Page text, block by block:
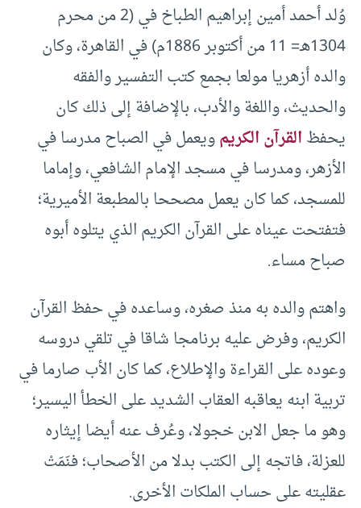
وُلد أحمد أمين إبراهيم الطباخ في (2 من محرم
1304هـ= 11 من أكتوبر 1886م) في القاهرة، وكان
والده أزهريا مولعا بجمع كتب التفسير والفقه
والحديث، واللغة والأدب، بالإضافة إلى ذلك كان
يحفظالقرآن الكريمويعمل في الصباح مدرسا في
الأزهر، ومدرسا في مسجد الإمام الشافعي، وإماما
للمسجد، كما كان يعمل مصححا بالمطبعة الأميرية؛
فتفتحت عيناه على القرآن الكريم الذي يتلوه أبوه
صباح مساء.
واهتم والده به منذ صغره، وساعده في حفظ القرآن
الكريم، وفرض عليه برنامجا شاقا في تلقي دروسه
وعوده على القراءة والإطلاع، كما كان الأب صارما في
تربية ابنه يعاقبه العقاب الشديد على الخطأ اليسير؛
وهو ما جعل الابن خجولا، وعُرف عنه أيضا إيثاره
للعزلة، فاتجه إلى الكتب بدلا من الأصحاب؛ فنَمَتْ
عقليته على حساب الملكات الأخرى.